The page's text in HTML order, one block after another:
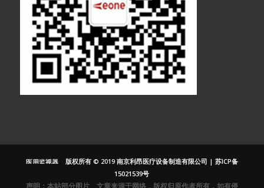
内窥镜显示器
医用监视器
器
版权所有 © 2019 南京利昂医疗设备制造有限公司 | 苏ICP备
15021539号
声明：本站部分图片、文章来源于网络，版权归原作者所有，如有侵